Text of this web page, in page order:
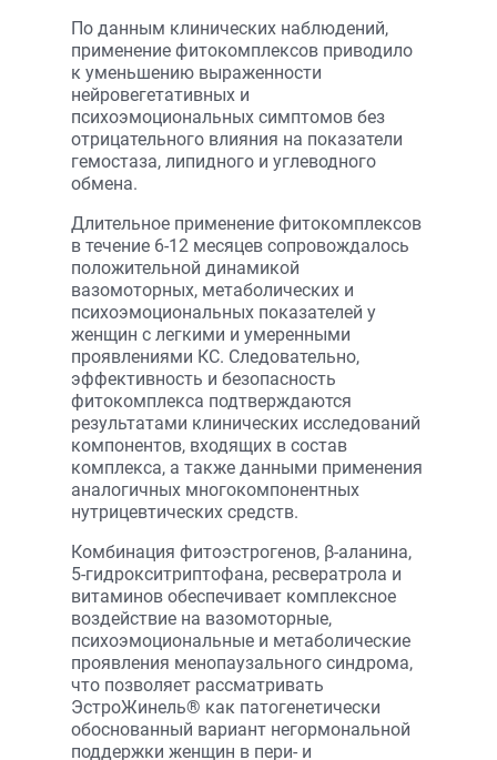
По данным клинических наблюдений,
применение фитокомплексов приводило
к уменьшению выраженности
нейровегетативных и
психоэмоциональных симптомов без
отрицательного влияния на показатели
гемостаза, липидного и углеводного
обмена.
Длительное применение фитокомплексов
в течение 6-12 месяцев сопровождалось
положительной динамикой
вазомоторных, метаболических и
психоэмоциональных показателей у
женщин с легкими и умеренными
проявлениями КС. Следовательно,
эффективность и безопасность
фитокомплекса подтверждаются
результатами клинических исследований
компонентов, входящих в состав
комплекса, а также данными применения
аналогичных многокомпонентных
нутрицевтических средств.
Комбинация фитоэстрогенов, β-аланина,
5-гидрокситриптофана, ресвератрола и
витаминов обеспечивает комплексное
воздействие на вазомоторные,
психоэмоциональные и метаболические
проявления менопаузального синдрома,
что позволяет рассматривать
ЭстроЖинель® как патогенетически
обоснованный вариант негормональной
поддержки женщин в пери- и